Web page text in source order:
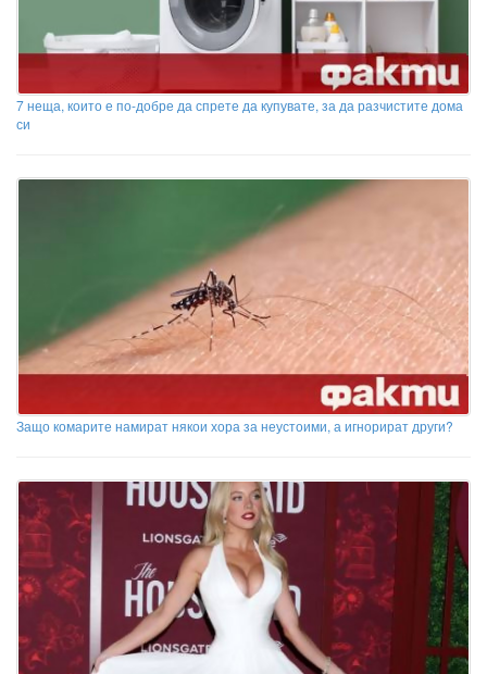
7 неща, които е по-добре да спрете да купувате, за да разчистите дома
си
Защо комарите намират някои хора за неустоими, а игнорират други?